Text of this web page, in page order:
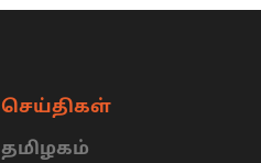
செய்திகள்
தமிழகம்